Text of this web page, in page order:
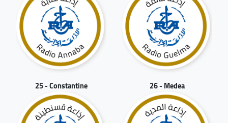
25 - Constantine 26 - Medea